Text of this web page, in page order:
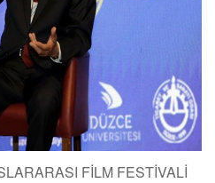
FİLM FESTİVALİ